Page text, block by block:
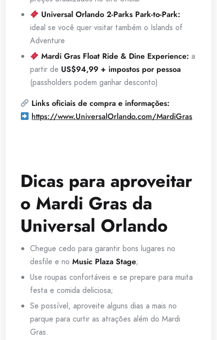
Universal Orlando 2-Parks Park-to-Park:
ideal se você quer visitar também o Islands of
Adventure
Mardi Gras Float Ride & Dine Experience: a
partir de US$94,99 + impostos por pessoa
(passholders podem ganhar desconto)
Links oficiais de compra e informações:
https://www.UniversalOrlando.com/MardiGras
Dicas para aproveitar
o Mardi Gras da
Universal Orlando
Chegue cedo para garantir bons lugares no
desfile e no Music Plaza Stage;
Use roupas confortáveis e se prepare para muita
festa e comida deliciosa;
Se possível, aproveite alguns dias a mais no
parque para curtir as atrações além do Mardi
Gras.